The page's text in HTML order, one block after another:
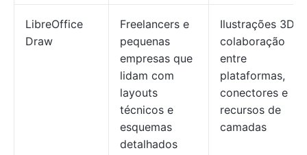
LibreOffice
Draw
Freelancers e
pequenas
empresas que
lidam com
layouts
técnicos e
esquemas
detalhados
Ilustrações 3D,
colaboração
entre
plataformas,
conectores e
recursos de
camadas